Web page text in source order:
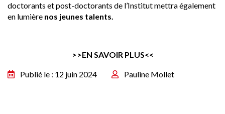
doctorants et post-doctorants de l’Institut mettra également
en lumière nos jeunes talents.
>>EN SAVOIR PLUS<<
Publié le : 12 juin 2024 Pauline Mollet